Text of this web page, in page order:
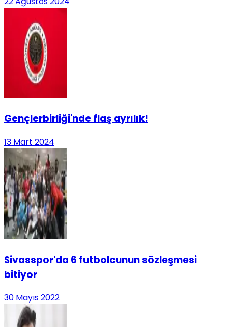
Gençlerbirliği'nde flaş ayrılık!
13 Mart 2024
Sivasspor'da 6 futbolcunun sözleşmesi
bitiyor
30 Mayıs 2022